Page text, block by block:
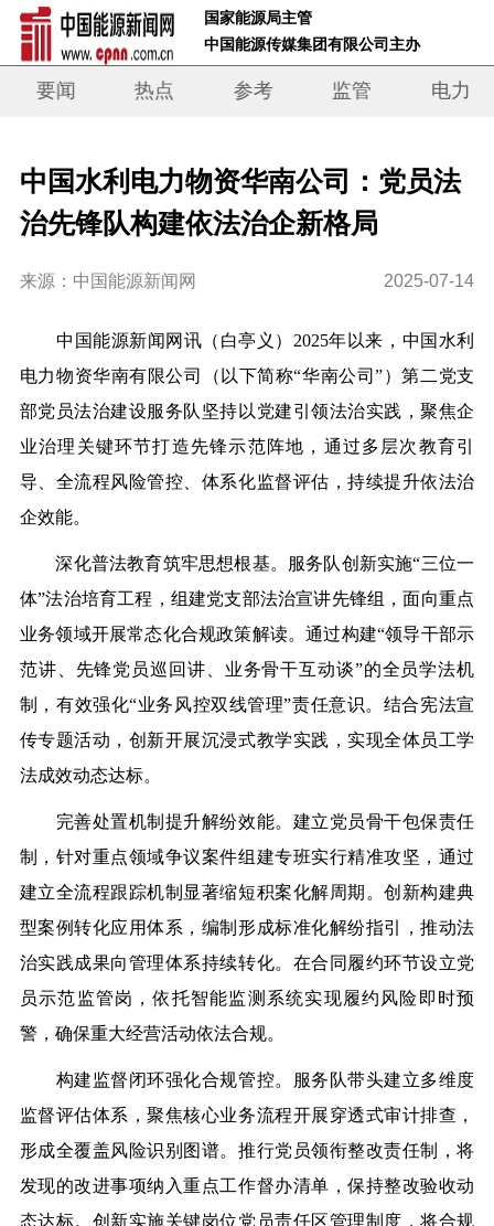
国家能源局主管
中国能源传媒集团有限公司主办
要闻 热点 参考 监管 电力
中国水利电力物资华南公司：党员法
治先锋队构建依法治企新格局
来源：中国能源新闻网 2025-07-14
中国能源新闻网讯（白亭义） 2025年以来，中国水利
电力物资华南有限公司（以下简称“华南公司”）第二党支
部党员法治建设服务队坚持以党建引领法治实践，聚焦企
业治理关键环节打造先锋示范阵地，通过多层次教育引
导、全流程风险管控、体系化监督评估，持续提升依法治
企效能。
深化普法教育筑牢思想根基。服务队创新实施“三位一
体”法治培育工程，组建党支部法治宣讲先锋组，面向重点
业务领域开展常态化合规政策解读。通过构建“领导干部示
范讲、先锋党员巡回讲、业务骨干互动谈”的全员学法机
制，有效强化“业务风控双线管理”责任意识。结合宪法宣
传专题活动，创新开展沉浸式教学实践，实现全体员工学
法成效动态达标。
完善处置机制提升解纷效能。建立党员骨干包保责任
制，针对重点领域争议案件组建专班实行精准攻坚，通过
建立全流程跟踪机制显著缩短积案化解周期。创新构建典
型案例转化应用体系，编制形成标准化解纷指引，推动法
治实践成果向管理体系持续转化。在合同履约环节设立党
员示范监管岗，依托智能监测系统实现履约风险即时预
警，确保重大经营活动依法合规。
构建监督闭环强化合规管控。服务队带头建立多维度
监督评估体系，聚焦核心业务流程开展穿透式审计排查，
形成全覆盖风险识别图谱。推行党员领衔整改责任制，将
发现的改进事项纳入重点工作督办清单，保持整改验收动
态达标。创新实施关键岗位党员责任区管理制度，将合规